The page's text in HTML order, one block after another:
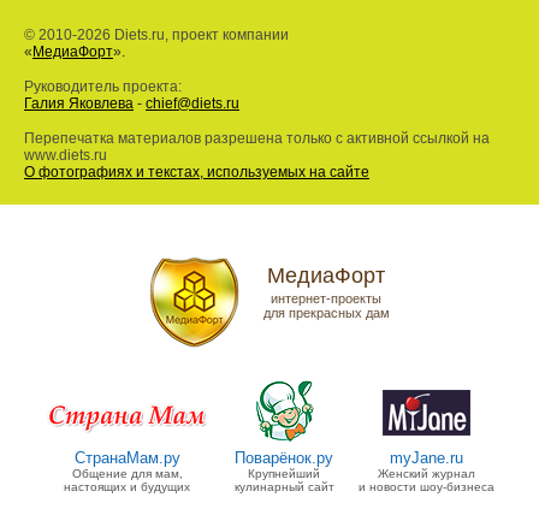
© 2010-2026 Diets.ru, проект компании
« МедиаФорт».
Руководитель проекта:
Галия Яковлева - chief@diets.ru
Перепечатка материалов разрешена только с активной ссылкой на
www.diets.ru
О фотографиях и текстах, используемых на сайте
МедиаФорт
интернет-проекты
для прекрасных дам
СтранаМам.ру
Общение для мам,
настоящих и будущих
Поварёнок.ру
Крупнейший
кулинарный сайт
myJane.ru
Женский журнал
и новости шоу-бизнеса